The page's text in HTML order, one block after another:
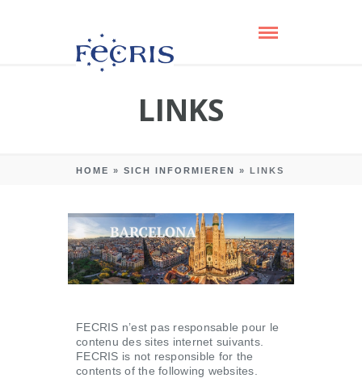
LINKS
HOME » SICH INFORMIEREN » LINKS
FECRIS n’est pas responsable pour le
contenu des sites internet suivants.
FECRIS is not responsible for the
contents of the following websites.